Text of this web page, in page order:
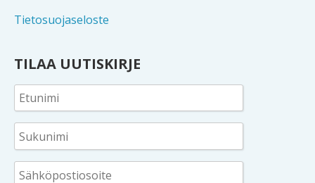
Tietosuojaseloste
TILAA UUTISKIRJE